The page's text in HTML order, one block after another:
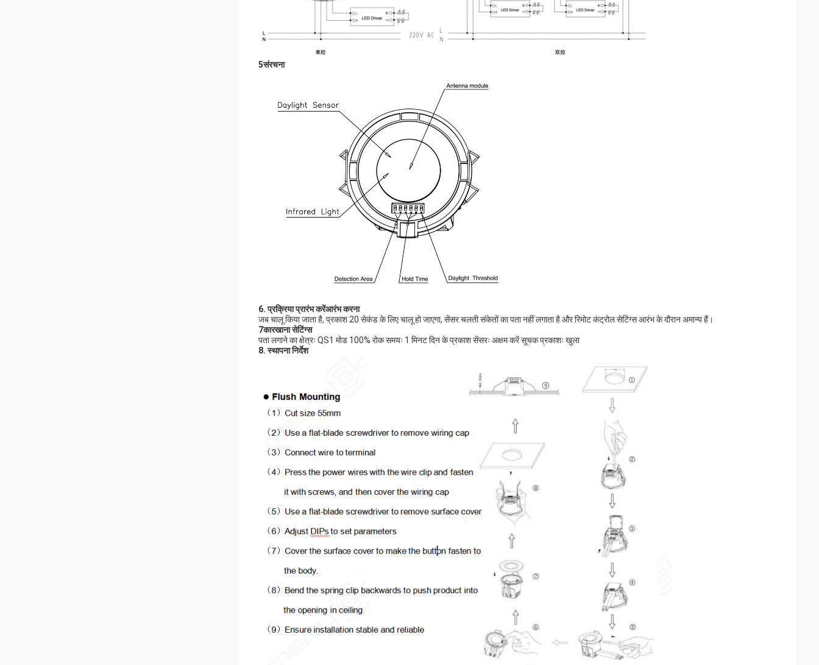
5संरचना
6. प्रक्रिया प्रारंभ करेंआरंभ करना
जब चालू किया जाता है, प्रकाश 20 सेकंड के लिए चालू हो जाएगा, सेंसर चलती संकेतों का पता नहीं लगाता है और रिमोट कंट्रोल सेटिंग्स आरंभ के दौरान अमान्य हैं।
7कारखाना सेटिंग्स
पता लगाने का क्षेत्रः QS1 मोड 100% रोक समयः 1 मिनट दिन के प्रकाश सेंसरः अक्षम करें सूचक प्रकाशः खुला
8. स्थापना निर्देश